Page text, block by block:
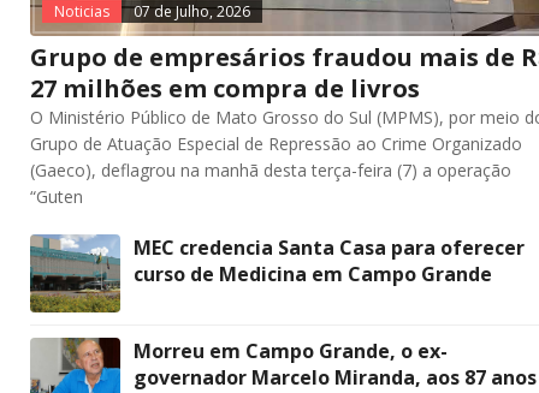
Noticias 07 de Julho, 2026
Grupo de empresários fraudou mais de
27 milhões em compra de livros
O Ministério Público de Mato Grosso do Sul (MPMS), por meio
Grupo de Atuação Especial de Repressão ao Crime Organizado
(Gaeco), deflagrou na manhã desta terça-feira (7) a operação
“Guten
MEC credencia Santa Casa para oferecer
curso de Medicina em Campo Grande
Morreu em Campo Grande, o ex-
governador Marcelo Miranda, aos 87 anos